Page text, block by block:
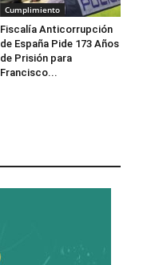
Cumplimiento
Fiscalía Anticorrupción
de España Pide 173 Años
de Prisión para
Francisco...